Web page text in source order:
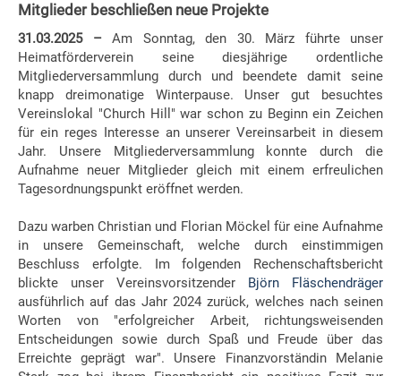
Mitglieder beschließen neue Projekte
31.03.2025 – Am Sonntag, den 30. März führte unser
Heimatförderverein seine diesjährige ordentliche
Mitgliederversammlung durch und beendete damit seine
knapp dreimonatige Winterpause. Unser gut besuchtes
Vereinslokal "Church Hill" war schon zu Beginn ein Zeichen
für ein reges Interesse an unserer Vereinsarbeit in diesem
Jahr. Unsere Mitgliederversammlung konnte durch die
Aufnahme neuer Mitglieder gleich mit einem erfreulichen
Tagesordnungspunkt eröffnet werden.
Dazu warben Christian und Florian Möckel für eine Aufnahme
in unsere Gemeinschaft, welche durch einstimmigen
Beschluss erfolgte. Im folgenden Rechenschaftsbericht
blickte unser Vereinsvorsitzender Björn Fläschendräger
ausführlich auf das Jahr 2024 zurück, welches nach seinen
Worten von "erfolgreicher Arbeit, richtungsweisenden
Entscheidungen sowie durch Spaß und Freude über das
Erreichte geprägt war". Unsere Finanzvorständin Melanie